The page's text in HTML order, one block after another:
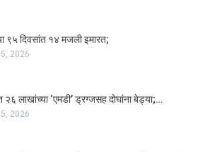
९५ दिवसांत १४ मजली इमारत;
2026
२६ लाखांच्या ‘एमडी’ ड्रग्जसह दोघांना बेड्या;…
2026